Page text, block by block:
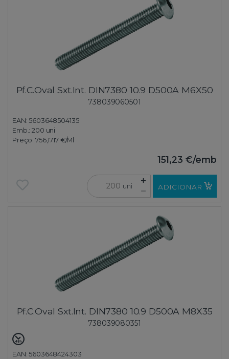
Pf.C.Oval Sxt.Int. DIN7380 10.9 D500A M6X50
738039060501
EAN: 5603648504135
Emb.:200 uni
Preço: 756,1717 €/Ml
151,23 €/emb
uni ADICIONAR
Pf.C.Oval Sxt.Int. DIN7380 10.9 D500A M8X35
738039080351
EAN: 5603648424303